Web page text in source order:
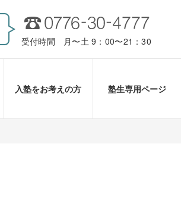
受付時間 月〜土 9：00〜21：30
入塾をお考えの方 塾生専用ページ